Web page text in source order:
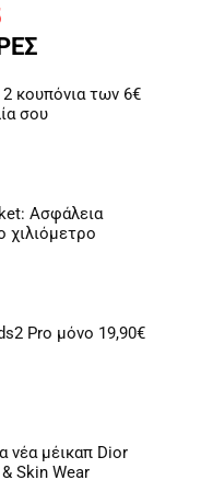
κουπόνια των 6€
σου
Ασφάλεια
χιλιόμετρο
Pro μόνο 19,90€
νέα μέικαπ Dior
Skin Wear